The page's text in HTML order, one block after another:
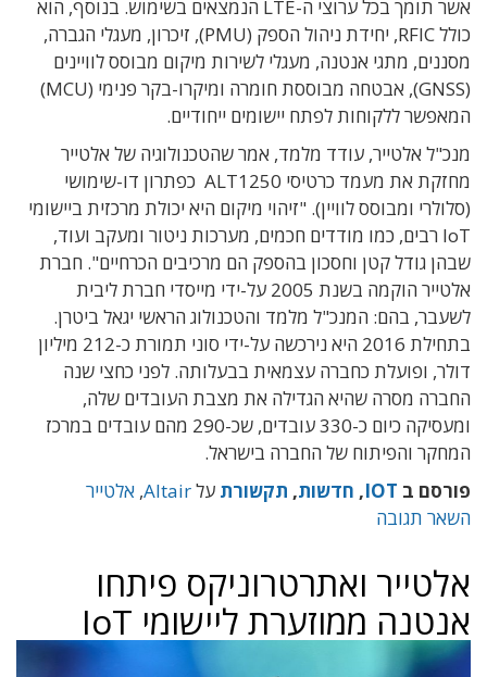
אשר תומך בכל ערוצי ה-LTE הנמצאים בשימוש. בנוסף, הוא
כולל RFIC, יחידת ניהול הספק (PMU), זיכרון, מעגלי הגברה,
מסננים, מתגי אנטנה, מעגלי לשירות מיקום מבוסס לוויינים
(GNSS), אבטחה מבוססת חומרה ומיקרו-בקר פנימי (MCU)
המאפשר ללקוחות לפתח יישומים ייחודיים.
מנכ"ל אלטייר, עודד מלמד, אמר שהטכנולוגיה של אלטייר
מחזקת את מעמד כרטיסי ALT1250 כפתרון דו-שימושי
(סלולרי ומבוסס לוויין). "זיהוי מיקום היא יכולת מרכזית ביישומי
IoT רבים, כמו מודדים חכמים, מערכות ניטור ומעקב ועוד,
שבהן גודל קטן וחסכון בהספק הם מרכיבים הכרחיים". חברת
אלטייר הוקמה בשנת 2005 על-ידי מייסדי חברת ליבית
לשעבר, בהם: המנכ"ל מלמד והטכנולוג הראשי יגאל ביטרן.
בתחילת 2016 היא נירכשה על-ידי סוני תמורת כ-212 מיליון
דולר, ופועלת כחברה עצמאית בבעלותה. לפני כחצי שנה
החברה מסרה שהיא הגדילה את מצבת העובדים שלה,
ומעסיקה כיום כ-330 עובדים, שכ-290 מהם עובדים במרכז
המחקר והפיתוח של החברה בישראל.
פורסם ב IOT
, חדשות, תקשורת עלAltair
, אלטייר
השאר תגובה
אלטייר ואתרטרוניקס פיתחו
אנטנה ממוזערת ליישומי IoT